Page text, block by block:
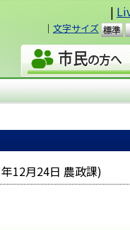
|
｜ 文字サイズ
準
12月24日 農政課)